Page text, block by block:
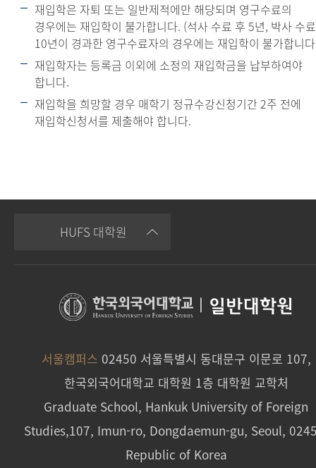
재입학은 자퇴 또는 일반제적에만 해당되며 영구수료의
경우에는 재입학이 불가합니다. (석사 수료 후 5년, 박사 수
10년이 경과한 영구수료자의 경우에는 재입학이 불가합니
재입학자는 등록금 이외에 소정의 재입학금을 납부하여야
합니다.
재입학을 희망할 경우 매학기 정규수강신청기간 2주 전에
재입학신청서를 제출해야 합니다.
HUFS 대학원
일반대학원
서울캠퍼스 02450 서울특별시 동대문구 이문로 107,
한국외국어대학교 대학원 1층 대학원 교학처
Graduate School, Hankuk University of Foreign
Studies,107, Imun-ro, Dongdaemun-gu, Seoul,
Republic of Korea